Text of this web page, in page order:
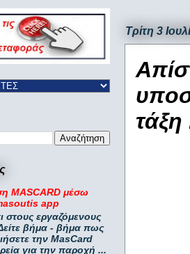
Τρίτη 3
τάξη
MASCARD μέσω
app
στους εργαζόμενους
βήμα - βήμα πως
την MasCard
για την παροχή ...